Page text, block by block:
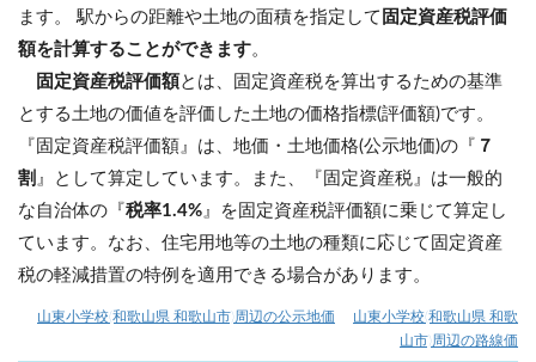
ます。 駅からの距離や土地の面積を指定して 固定資産税評価
額を計算することができます。
固定資産税評価額とは、固定資産税を算出するための基準
とする土地の価値を評価した土地の価格指標(評価額)です。
『固定資産税評価額』は、地価・土地価格(公示地価)の『 ７
割 』として算定しています。また、『固定資産税』は一般的
な自治体の『税率1.4% 』を固定資産税評価額に乗じて算定し
ています。なお、住宅用地等の土地の種類に応じて固定資産
税の軽減措置の特例を適用できる場合があります。
山東小学校(和歌山県 和歌山市)周辺の公示地価
山東小学校(和歌山県 和歌
山市)周辺の路線価